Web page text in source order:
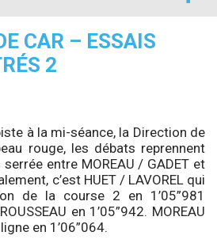
CAR – ESSAIS
2
à la mi-séance, la Direction de
rouge, les débats reprennent
entre MOREAU / GADET et
c’est HUET / LAVOREL qui
de la course 2 en 1’05”981
en 1’05”942. MOREAU
en 1’06”064.